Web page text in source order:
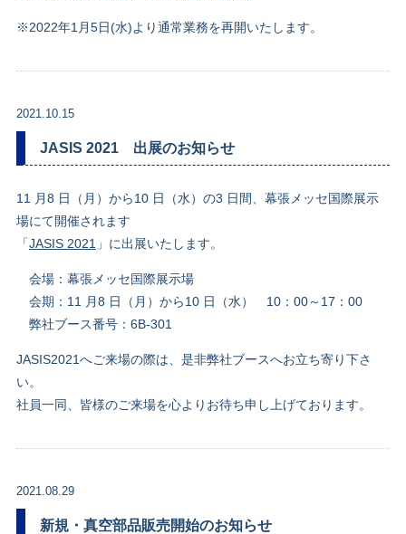
※2022年1月5日(水)より通常業務を再開いたします。
2021.10.15
JASIS 2021 出展のお知らせ
11 月8 日（月）から10 日（水）の3 日間、幕張メッセ国際展示
場にて開催されます
「JASIS 2021 」に出展いたします。
会場：幕張メッセ国際展示場
会期：11 月8 日（月）から10 日（水） 10：00～17：00
弊社ブース番号：6B-301
JASIS2021へご来場の際は、是非弊社ブースへお立ち寄り下さ
い。
社員一同、皆様のご来場を心よりお待ち申し上げております。
2021.08.29
新規・真空部品販売開始のお知らせ